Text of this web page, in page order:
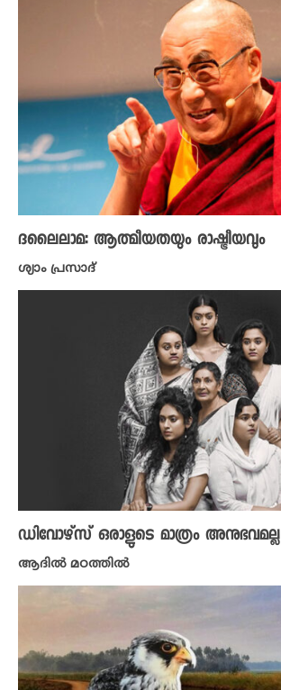
ദലൈലാമ: ആത്മീയതയും രാഷ്ട്രീയവും
ശ്യാം പ്രസാദ്
ഡിവോഴ്സ് ഒരാളുടെ മാത്രം അനുഭവമല്ല
ആദിൽ മഠത്തിൽ